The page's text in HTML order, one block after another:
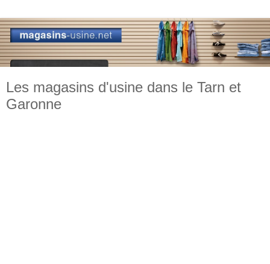
Les magasins d'usine dans le Tarn et
Garonne